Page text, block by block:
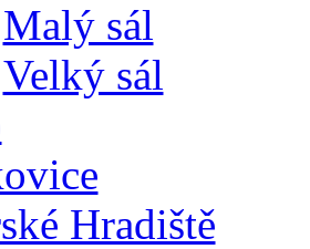
Malý sál
Velký sál
Hradiště